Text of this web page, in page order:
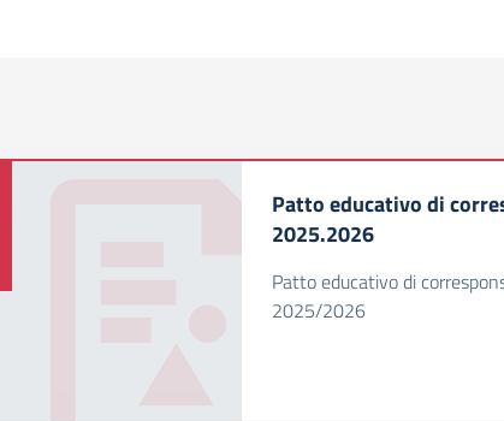
Patto educativo di
2025.2026
Patto educativo di
2025/2026